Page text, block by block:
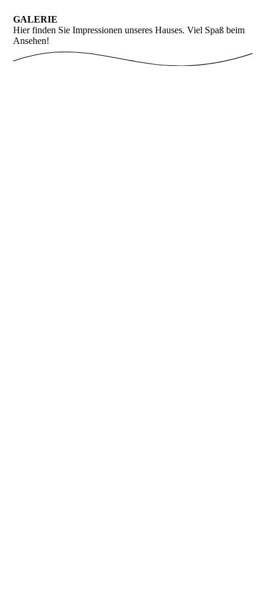
GALERIE
Hier finden Sie Impressionen unseres Hauses. Viel Spaß beim
Ansehen!